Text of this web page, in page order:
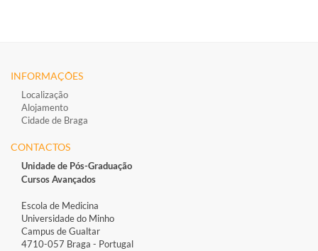
INFORMAÇÕES
Localização
Alojamento
Cidade de Braga
CONTACTOS
Unidade de Pós-Graduação
Cursos Avançados
Escola de Medicina
Universidade do Minho
Campus de Gualtar
4710-057 Braga - Portugal